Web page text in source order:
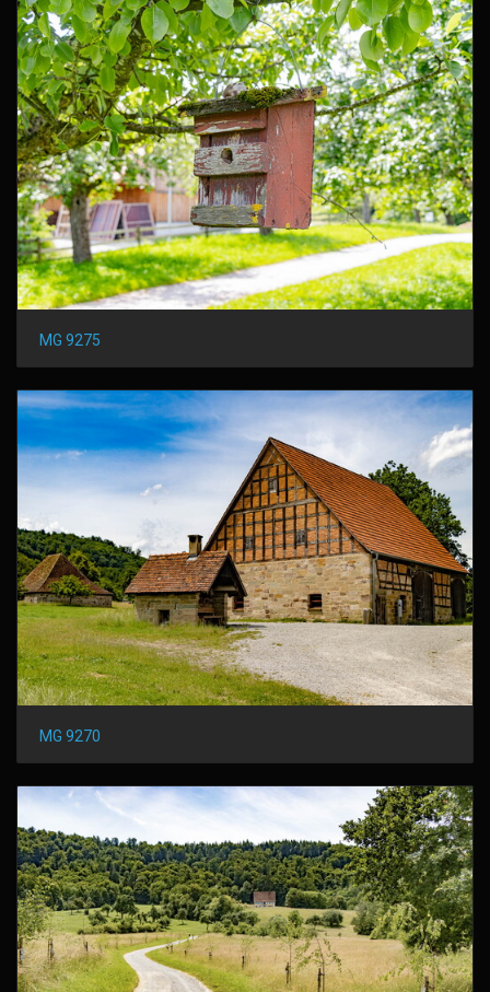
MG 9275
MG 9270